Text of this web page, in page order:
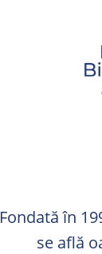
Fondată în
se află